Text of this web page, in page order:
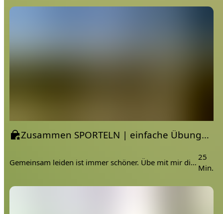
Zusammen SPORTELN | einfache Übungen für Oberkörper, Beine, Po und Beckenboden - Woche 3
Gemeinsam leiden ist immer schöner. Übe mit mir diese Workout und bekomme neue Energie.
25
Min.